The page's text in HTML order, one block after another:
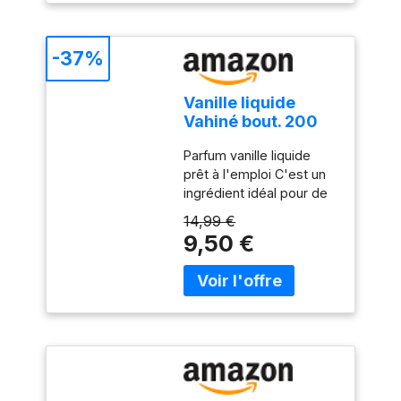
Vanille liquide
Vahiné bout. 200
Parfum vanille liquide
prêt à l'emploi C'est un
ingrédient idéal pour de
une saveur intense
spécifique Livré dans un
emballage pratique avec
doseur Conserver dans
14,99 €
9,50 €
-37%